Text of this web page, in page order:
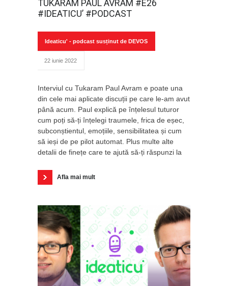
TUKARAM PAUL AVRAM #E26
#IDEATICU’ #PODCAST
Ideaticu' - podcast susținut de DEVOS
22 iunie 2022
Interviul cu Tukaram Paul Avram e poate una
din cele mai aplicate discuții pe care le-am avut
până acum. Paul explică pe înțelesul tuturor
cum poți să-ți înțelegi traumele, frica de eșec,
subconștientul, emoțiile, sensibilitatea și cum
să ieși de pe pilot automat. Plus multe alte
detalii de finețe care te ajută să-ți răspunzi la
Afla mai mult